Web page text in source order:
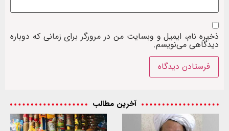
ذخیره نام، ایمیل و وبسایت من در مرورگر برای زمانی که دوباره
دیدگاهی می‌نویسم.
آخرین مطالب